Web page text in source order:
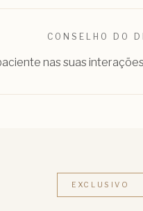
CONSELHO DO
nas suas
EXCLUSIVO